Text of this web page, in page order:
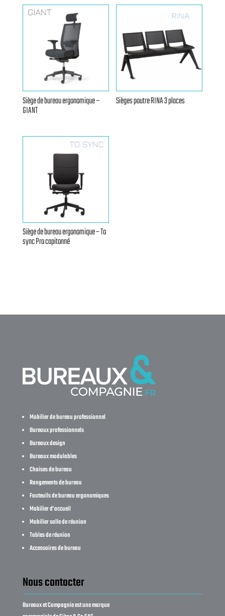
Siège de bureau ergonomique –
GIANT
Sièges poutre RINA 3 places
Siège de bureau ergonomique – To
sync Pro capitonné
Mobilier de bureau professionnel
Bureaux professionnels
Bureaux design
Bureaux modulables
Chaises de bureau
Rangements de bureau
Fauteuils de bureau ergonomiques
Mobilier d’accueil
Mobilier salle de réunion
Tables de réunion
Accessoires de bureau
Nous contacter
Bureaux et Compagnie est une marque